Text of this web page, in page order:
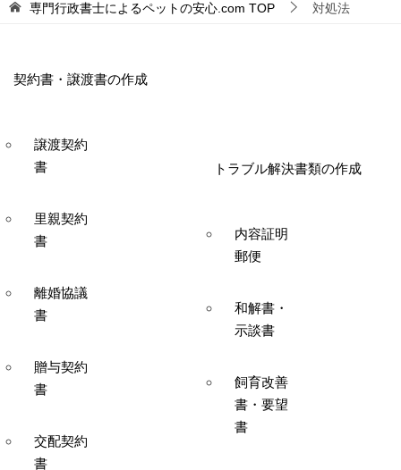
専門行政書士によるペットの安心.com TOP 対処法
契約書・譲渡書の作成
譲渡契約
書
里親契約
書
離婚協議
書
贈与契約
書
交配契約
書
トラブル解決書類の作成
内容証明
郵便
和解書・
示談書
飼育改善
書・要望
書